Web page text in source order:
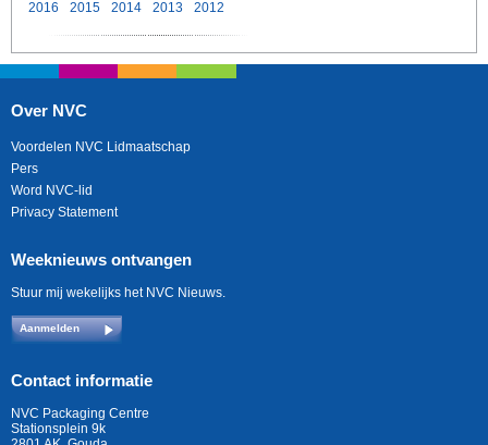
2016
2015 2014 2013 2012
Over NVC
Voordelen NVC Lidmaatschap
Pers
Word NVC-lid
Privacy Statement
Weeknieuws ontvangen
Stuur mij wekelijks het NVC Nieuws.
Aanmelden
Contact informatie
NVC Packaging Centre
Stationsplein 9k